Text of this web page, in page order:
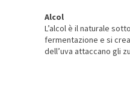
Alcol
L’alcol è il naturale
fermentazione e si
dell’uva attaccano gli